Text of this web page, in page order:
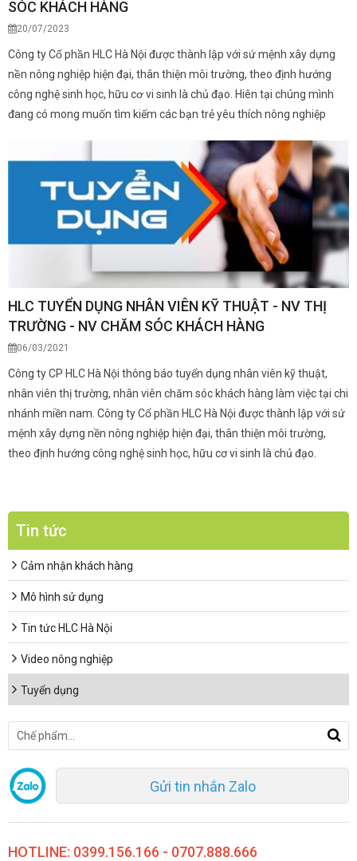
SÓC KHÁCH HÀNG
20/07/2023
Công ty Cổ phần HLC Hà Nội được thành lập với sứ mệnh xây dựng
nền nông nghiệp hiện đại, thân thiện môi trường, theo định hướng
công nghệ sinh học, hữu cơ vi sinh là chủ đạo. Hiên tại chúng mình
đang có mong muốn tìm kiếm các bạn trẻ yêu thích nông nghiệp
HLC TUYỂN DỤNG NHÂN VIÊN KỸ THUẬT - NV THỊ
TRƯỜNG - NV CHĂM SÓC KHÁCH HÀNG
06/03/2021
Công ty CP HLC Hà Nội thông báo tuyển dụng nhân viên kỹ thuật,
nhân viên thị trường, nhân viên chăm sóc khách hàng làm việc tại chi
nhánh miền nam. Công ty Cổ phần HLC Hà Nội được thành lập với sứ
mệnh xây dựng nền nông nghiệp hiện đại, thân thiện môi trường,
theo định hướng công nghệ sinh học, hữu cơ vi sinh là chủ đạo.
Tin tức
Cảm nhận khách hàng
Mô hình sử dụng
Tin tức HLC Hà Nội
Video nông nghiệp
Tuyển dụng
Gửi tin nhắn Zalo
HOTLINE: 0399.156.166 - 0707.888.666